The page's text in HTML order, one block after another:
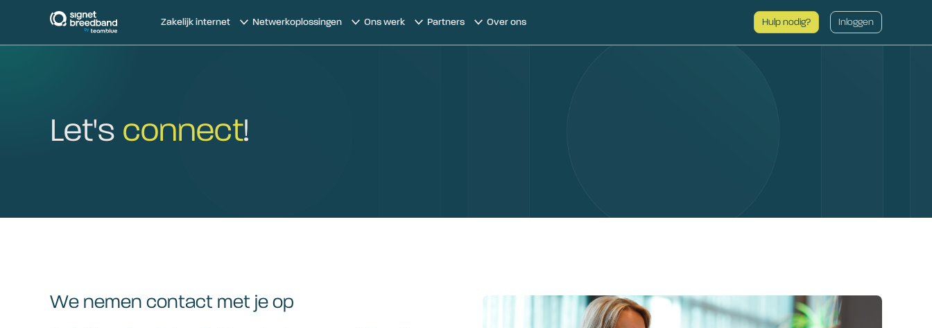
Zakelijk internet Netwerkoplossingen Ons werk Partners Over ons Hulp nodig? Inloggen
Let's connect!
We nemen contact met je op